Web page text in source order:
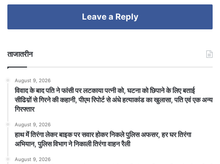
Leave a Reply
ताजातरीन
August 9, 2026
विवाद के बाद पति ने फांसी पर लटकाया पत्नी को, घटना को छिपाने के लिए बताई
सीढिय़ों से गिरने की कहानी, पीएम रिपोर्ट से अंधे हत्याकांड का खुलासा, पति एवं एक अन्य
गिरफ्तार
August 9, 2026
हाथ मेंं तिरंगा लेकर बाइक पर सवार होकर निकले पुलिस अफसर, हर घर तिरंगा
अभियान, पुलिस विभाग ने निकाली तिरंगा वाहन रैली
August 9, 2026